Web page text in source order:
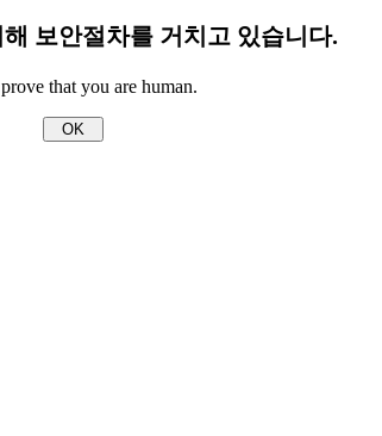
보안절차를 거치고 있습니다.
that you are human.